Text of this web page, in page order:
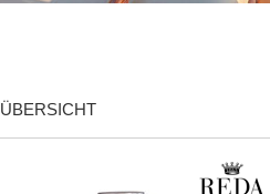
ÜBERSICHT